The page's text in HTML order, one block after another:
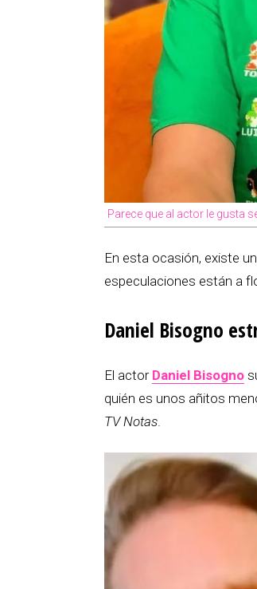
Parece que al actor le gusta
En esta ocasión, existe
especulaciones están a
Daniel Bisogno
El actor Daniel Bisogno
quién es unos añitos
TV Notas